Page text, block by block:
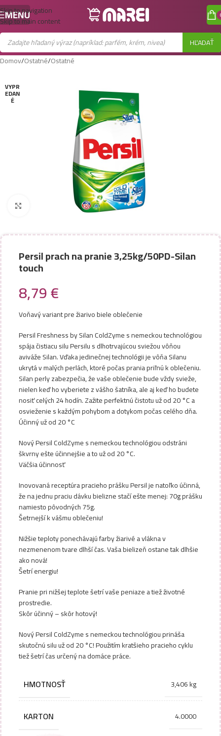
Skip to navigation
Skip to main content
MENU
HĽADAŤ
Domov/Ostatné/Ostatné
VYPR
EDAN
É
Zobraziť väčší obrázok
Persil prach na pranie 3,25kg/50PD-Silan
touch
8,79€
Voňavý variant pre žiarivo biele oblečenie
Persil Freshness by Silan ColdZyme s nemeckou technológiou
spája čistiacu silu Persilu s dlhotrvajúcou sviežou vôňou
aviváže Silan. Vďaka jedinečnej technológii je vôňa Silanu
ukrytá v malých perlách, ktoré počas prania priľnú k oblečeniu.
Silan perly zabezpečia, že vaše oblečenie bude vždy svieže,
nielen keď ho vyberiete z vášho šatníka, ale aj keď ho budete
nosiť celých 24 hodín. Zažite perfektnú čistotu už od 20 °C a
osvieženie s každým pohybom a dotykom počas celého dňa.
Účinný už od 20 °C
Nový Persil ColdZyme s nemeckou technológiou odstráni
škvrny ešte účinnejšie a to už od 20 °C.
Väčšia účinnosť
Inovovaná receptúra pracieho prášku Persil je natoľko účinná,
že na jednu praciu dávku bielizne stačí ešte menej: 70g prášku
namiesto pôvodných 75g.
Šetrnejší k vášmu oblečeniu!
Nižšie teploty ponechávajú farby žiarivé a vlákna v
nezmenenom tvare dlhší čas. Vaša bielizeň ostane tak dlhšie
ako nová!
Šetrí energiu!
Pranie pri nižšej teplote šetrí vaše peniaze a tiež životné
prostredie.
Skôr účinný – skôr hotový!
Nový Persil ColdZyme s nemeckou technológiou prináša
skutočnú silu už od 20 °C! Použitím kratšieho pracieho cyklu
tiež šetrí čas určený na domáce práce.
HMOTNOSŤ 3,406 kg
KARTON 4.0000